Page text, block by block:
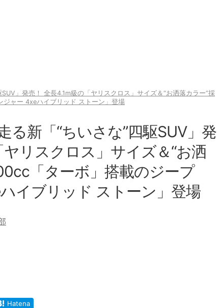
」発売！ 全長4.1m級の「ヤリスクロス」サイズ＆“お洒落カラー”採
ャー 4xeハイブリッド ストーン」登場
る新「“ちいさな”四駆SUV」発
リスクロス」サイズ＆“お洒
「ターボ」搭載のジープ
イブリッド ストーン」登場
Hatena